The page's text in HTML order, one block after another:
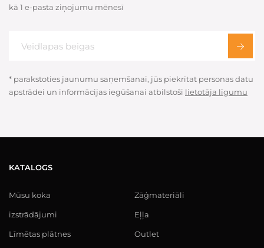
kā 1 e-pasta ziņojumu mēnesī
* parakstoties jaunumu saņemšanai, jūs piekrītat personas datu
apstrādei un informācijas iegūšanai atbilstoši lietotāja līgumu
KATALOGS
Mūsu koka
izstrādājumi
Līmētas plātnes
Zāģmateriāli
Eļļa
Outlet